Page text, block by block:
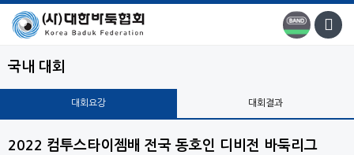
국내 대회
대회요강 대회결과
2022 컴투스타이젬배 전국 동호인 디비전 바둑리그